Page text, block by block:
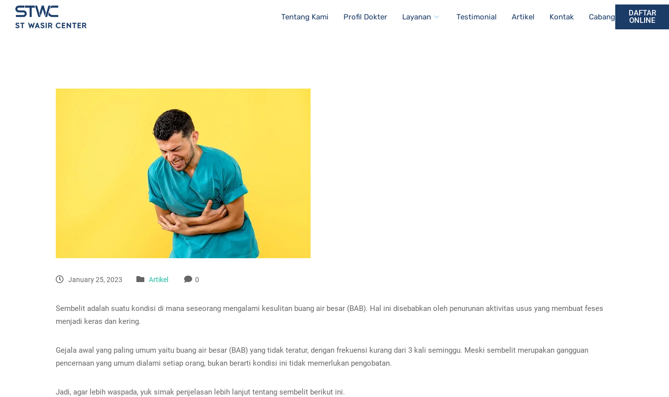
Tentang Kami Profil Dokter Layanan Testimonial Artikel Kontak Cabang
DAFTAR
ONLINE
January 25, 2023 Artikel 0
Sembelit adalah suatu kondisi di mana seseorang mengalami kesulitan buang air besar (BAB). Hal ini disebabkan oleh penurunan aktivitas usus yang membuat feses
menjadi keras dan kering.
Gejala awal yang paling umum yaitu buang air besar (BAB) yang tidak teratur, dengan frekuensi kurang dari 3 kali seminggu. Meski sembelit merupakan gangguan
pencernaan yang umum dialami setiap orang, bukan berarti kondisi ini tidak memerlukan pengobatan.
Jadi, agar lebih waspada, yuk simak penjelasan lebih lanjut tentang sembelit berikut ini.